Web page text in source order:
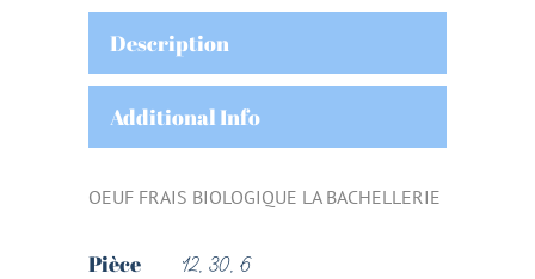
Description
Additional Info
OEUF FRAIS BIOLOGIQUE LA BACHELLERIE
Pièce 12, 30, 6